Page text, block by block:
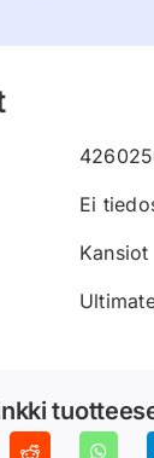
Ei
Kansiot